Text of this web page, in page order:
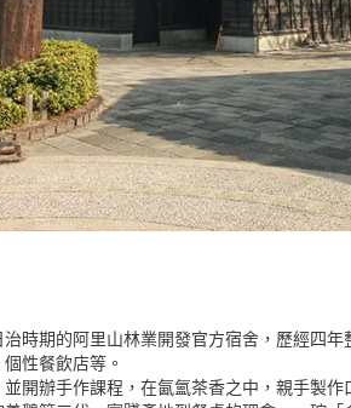
時期的阿里山林業開發官方宿舍，歷經四
性餐飲店等。
並開辦手作課程，在氤氳茶香之中，親手製